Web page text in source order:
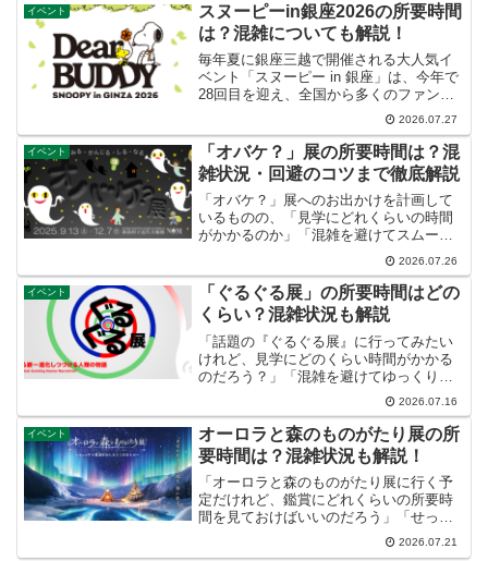
イベント
スヌーピーin銀座2026の所要時間
は？混雑についても解説！
毎年夏に銀座三越で開催される大人気イ
ベント「スヌーピー in 銀座」は、今年で
28回目を迎え、全国から多くのファンが
訪れる一大催事です。本記事では、「ス
ヌーピー in 銀座」の所要時間の目安（最
短・標準・じっくり）や館内巡回ルー
ト、さらに混...
2026.07.27
イベント
「オバケ？」展の所要時間は？混
雑状況・回避のコツまで徹底解説
「オバケ？」展へのお出かけを計画して
いるものの、「見学にどれくらいの時間
がかかるのか」「混雑を避けてスムーズ
に回るにはどうすればいいのか」気にな
っている方も多いのではないでしょう
か。この記事では、「オバケ？」展の所
要時間を詳しく解説するとと...
2026.07.26
イベント
「ぐるぐる展」の所要時間はどの
くらい？混雑状況も解説
「話題の『ぐるぐる展』に行ってみたい
けれど、見学にどのくらい時間がかかる
のだろう？」「混雑を避けてゆっくり楽
しむには、何時頃に行くのがベスト？」
と疑問に思っていませんか？せっかく足
を運ぶなら、スケジュールを上手に立て
て、展示を余すことなく堪...
2026.07.16
イベント
オーロラと森のものがたり展の所
要時間は？混雑状況も解説！
「オーロラと森のものがたり展に行く予
定だけれど、鑑賞にどれくらいの所要時
間を見ておけばいいのだろう」「せっか
く行くなら混雑を避けてゆっくり楽しみ
たい」とお悩みではないでしょうか。本
2026.07.21